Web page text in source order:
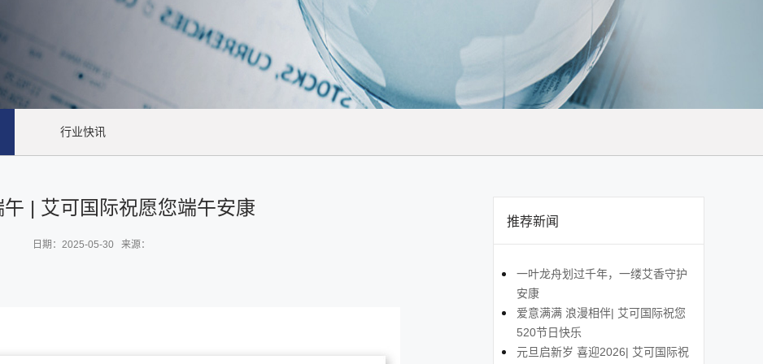
行业快讯
| 艾可国际祝愿您端午安康
日期：2025-05-30 来源：
推荐新闻
一叶龙舟划过千年，一缕艾香守护
安康
爱意满满 浪漫相伴| 艾可国际祝您
520节日快乐
元旦启新岁 喜迎2026| 艾可国际祝